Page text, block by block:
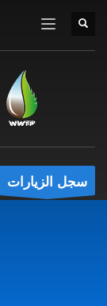
سجل الزيارات